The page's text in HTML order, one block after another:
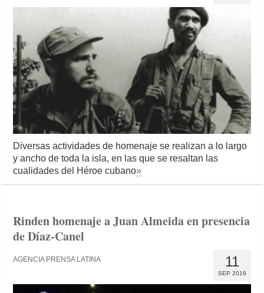
Diversas actividades de homenaje se realizan a lo largo
y ancho de toda la isla, en las que se resaltan las
cualidades del Héroe cubano»
Rinden homenaje a Juan Almeida en presencia
de Díaz-Canel
11
SEP 2019
AGENCIA PRENSA LATINA